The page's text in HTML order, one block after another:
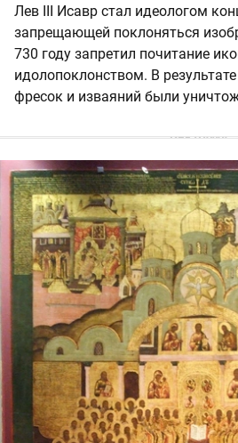
Лев III Исавр стал идеологом
запрещающей поклоняться
730 году запретил почитание
идолопоклонством. В
фресок и изваяний были